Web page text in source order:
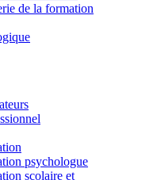
de la formation
psychologue
scolaire et